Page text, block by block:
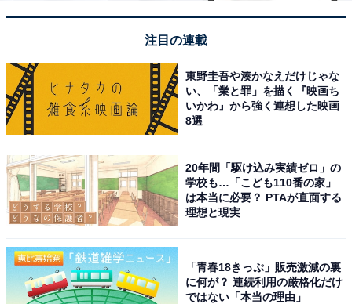
注目の連載
東野圭吾や湊かなえだけじゃな
い、「業と罪」を描く『映画ち
いかわ』から強く連想した映画
8選
20年間「駆け込み実績ゼロ」の
学校も…「こども110番の家」
は本当に必要？ PTAが直面する
理想と現実
「青春18きっぷ」販売激減の裏
に何が？ 連続利用の厳格化だけ
ではない「本当の理由」